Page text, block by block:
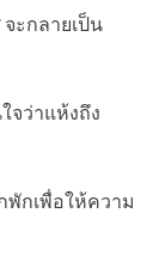
ะกลายเป็น
จว่าแห้งถึง
พักเพื่อให้ความ